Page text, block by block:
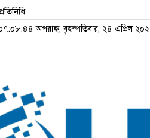
অপরাহ্ন, বৃহস্পতিবার, ২৪ এপ্রিল